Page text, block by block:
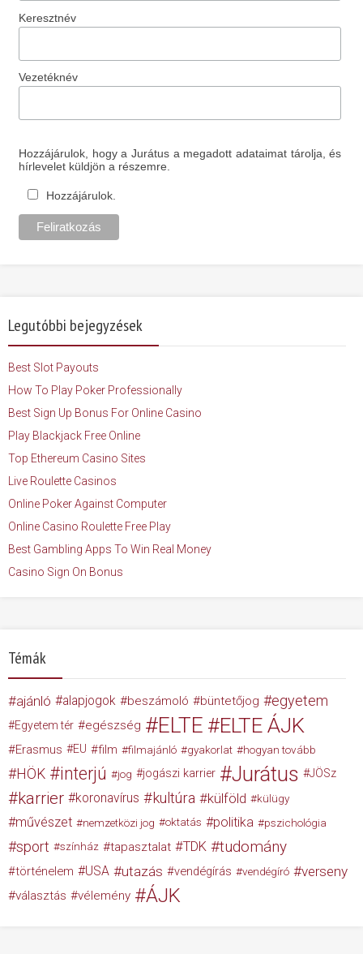
Keresztnév
Vezetéknév
Hozzájárulok, hogy a Jurátus a megadott adataimat tárolja, és
hírlevelet küldjön a részemre.
Hozzájárulok.
Legutóbbi bejegyzések
Best Slot Payouts
How To Play Poker Professionally
Best Sign Up Bonus For Online Casino
Play Blackjack Free Online
Top Ethereum Casino Sites
Live Roulette Casinos
Online Poker Against Computer
Online Casino Roulette Free Play
Best Gambling Apps To Win Real Money
Casino Sign On Bonus
Témák
ajánló alapjogok beszámoló büntetőjog egyetem
Egyetem tér egészség ELTE ELTE ÁJK
Erasmus EU film filmajánló gyakorlat hogyan tovább
HÖK interjú jog jogászi karrier Jurátus JÖSz
karrier koronavírus kultúra külföld külügy
művészet nemzetközi jog oktatás politika pszichológia
sport színház tapasztalat TDK tudomány
történelem USA utazás vendégírás vendégíró verseny
választás vélemény ÁJK